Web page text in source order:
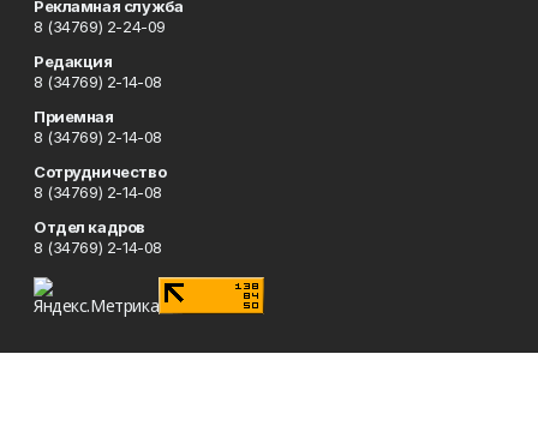
Рекламная служба
8 (34769) 2-24-09
Редакция
8 (34769) 2-14-08
Приемная
8 (34769) 2-14-08
Сотрудничество
8 (34769) 2-14-08
Отдел кадров
8 (34769) 2-14-08